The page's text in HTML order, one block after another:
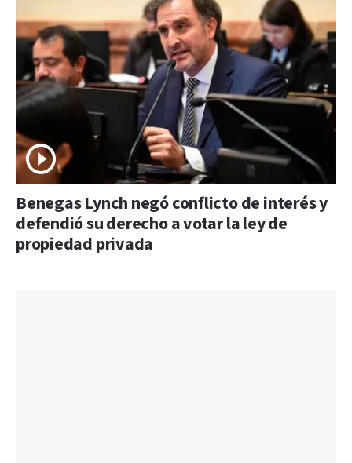
Benegas Lynch negó conflicto de interés y
defendió su derecho a votar la ley de
propiedad privada